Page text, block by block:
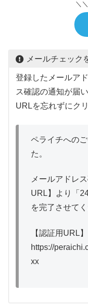
＼
メールチェック
登録したメールア
ス確認の通知が届
URLを忘れずにク
ペライチへの
た。
メールアドレ
URL】より「
を完了させてく
【認証用URL】
https://
xx